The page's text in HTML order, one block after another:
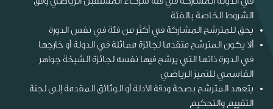
الشروط الخاصة بالفئة
يحق للمترشح المشاركة في أكثر من فئة في نفس الدورة
ألا يكون المترشح متقدما لجائزة مماثلة في الدولة أو خارجها
في الدورة ذاتها التي يرشح فيها نفسه لجائزة الشيخة جواهر
القاسمي للتميز الرياضي
يتعهد المترشح بصحة ودقة الأدلة أو الوثائق المقدمة إلى لجنة
التقييم والتحكيم